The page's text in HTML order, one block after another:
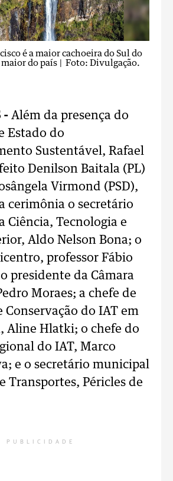
é a maior cachoeira do Sul do
do país
| Foto: Divulgação.
- Além da presença do
Estado do
Sustentável, Rafael
Denilson Baitala (PL)
Virmond (PSD),
cerimônia o secretário
Ciência, Tecnologia e
Aldo Nelson Bona; o
professor Fábio
presidente da Câmara
Moraes; a chefe de
Conservação do IAT em
Aline Hlatki; o chefe do
do IAT, Marco
e o secretário municipal
Transportes, Péricles de
PUBLICIDADE